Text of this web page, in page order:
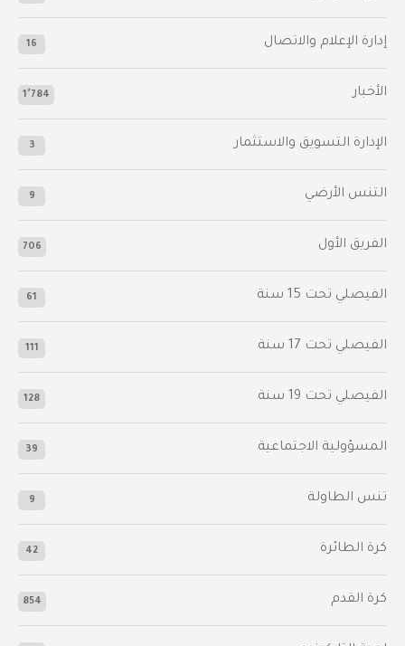
إدارة الإعلام والاتصال 16
الأخبار 1٬784
الإدارة التسويق والاستثمار 3
التنس الأرضي 9
الفريق الأول 706
الفيصلي‬⁩ تحت 15 سنة 61
‫الفيصلي‬⁩ تحت 17 سنة 111
الفيصلي‬⁩ تحت 19 سنة 128
المسؤولية الاجتماعية 39
تنس الطاولة 9
كرة الطائرة 42
كرة القدم 854